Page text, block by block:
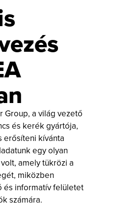
Group, a világ vezető
és kerék gyártója,
erősíteni kívánta
egy olyan
amely tükrözi a
miközben
és informatív felületet
számára.